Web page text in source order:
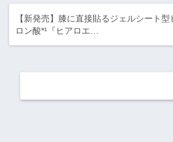
【新発売】膝に直接貼るジェルシート型
ロン酸*¹『ヒアロエ…